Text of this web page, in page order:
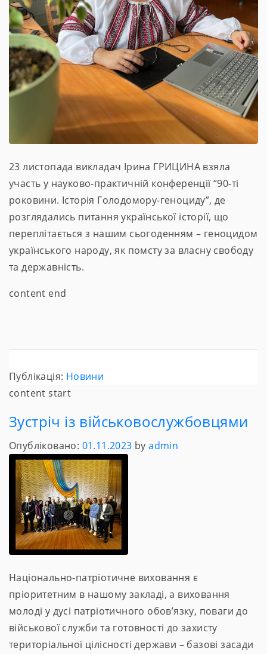
23 листопада викладач Ірина ГРИЦИНА взяла
участь у науково-практичній конференції “90-ті
роковини. Історія Голодомору-геноциду”, де
розглядались питання української історії, що
переплітається з нашим сьогоденням – геноцидом
українського народу, як помсту за власну свободу
та державність.
content end
Публікація: Новини
content start
Зустріч із військовослужбовцями
Опубліковано: 01.11.2023 byadmin
Національно-патріотичне виховання є
пріоритетним в нашому закладі, а виховання
молоді у дусі патріотичного обов’язку, поваги до
військової служби та готовності до захисту
територіальної цілісності держави – базові засади